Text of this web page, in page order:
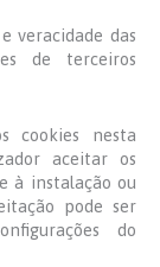
veracidade das
de terceiros
cookies nesta
aceitar os
à instalação ou
pode ser
do